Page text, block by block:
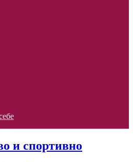
и спортивно